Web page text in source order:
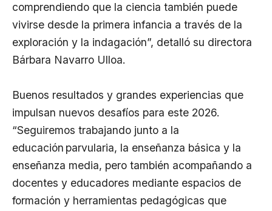
comprendiendo que la ciencia también puede
vivirse desde la primera infancia a través de la
exploración y la indagación”, detalló su directora
Bárbara Navarro Ulloa.
Buenos resultados y grandes experiencias que
impulsan nuevos desafíos para este 2026.
“Seguiremos trabajando junto a la
educación parvularia, la enseñanza básica y la
enseñanza media, pero también acompañando a
docentes y educadores mediante espacios de
formación y herramientas pedagógicas que